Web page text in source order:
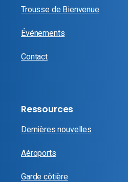
Trousse de Bienvenue
Événements
Contact
Ressources
Dernières nouvelles
Aéroports
Garde côtière